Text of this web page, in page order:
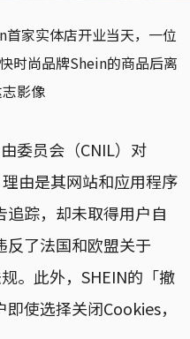
家实体店开业当天，一位
时尚品牌Shein的商品后离
影像
委员会（CNIL）对
由是其网站和应用程序
踪，却未取得用户自
反了法国和欧盟关于
。此外，SHEIN的「撤
使选择关闭Cookies，